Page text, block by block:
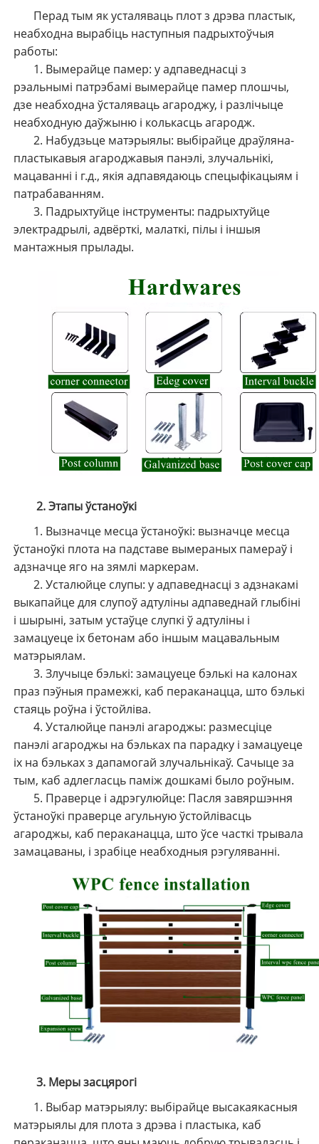
Перад тым як усталяваць плот з дрэва пластык,
неабходна вырабіць наступныя падрыхтоўчыя
работы:
1. Вымерайце памер: у адпаведнасці з
рэальнымі патрэбамі вымерайце памер плошчы,
дзе неабходна ўсталяваць агароджу, і разлічыце
неабходную даўжыню і колькасць агародж.
2. Набудзьце матэрыялы: выбірайце драўляна-
пластыкавыя агароджавыя панэлі, злучальнікі,
мацаванні і г.д., якія адпавядаюць спецыфікацыям і
патрабаванням.
3. Падрыхтуйце інструменты: падрыхтуйце
электрадрылі, адвёрткі, малаткі, пілы і іншыя
мантажныя прылады.
2. Этапы ўстаноўкі
1. Вызначце месца ўстаноўкі: вызначце месца
ўстаноўкі плота на падставе вымераных памераў і
адзначце яго на зямлі маркерам.
2. Усталюйце слупы: у адпаведнасці з адзнакамі
выкапайце для слупоў адтуліны адпаведнай глыбіні
і шырыні, затым устаўце слупкі ў адтуліны і
замацуеце іх бетонам або іншым мацавальным
матэрыялам.
3. Злучыце бэлькі: замацуеце бэлькі на калонах
праз пэўныя прамежкі, каб пераканацца, што бэлькі
стаяць роўна і ўстойліва.
4. Усталюйце панэлі агароджы: размесціце
панэлі агароджы на бэльках па парадку і замацуеце
іх на бэльках з дапамогай злучальнікаў. Сачыце за
тым, каб адлегласць паміж дошкамі было роўным.
5. Праверце і адрэгулюйце: Пасля завяршэння
ўстаноўкі праверце агульную ўстойлівасць
агароджы, каб пераканацца, што ўсе часткі трывала
замацаваны, і зрабіце неабходныя рэгуляванні.
3. Меры засцярогі
1. Выбар матэрыялу: выбірайце высакаякасныя
матэрыялы для плота з дрэва і пластыка, каб